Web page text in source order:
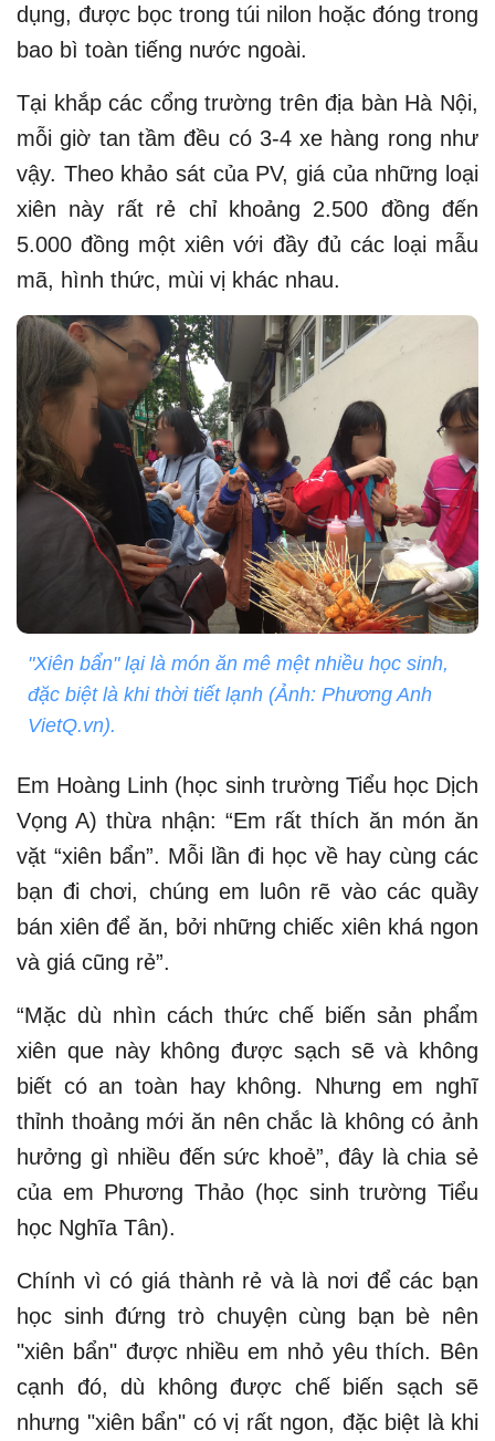
dụng, được bọc trong túi nilon hoặc đóng trong
bao bì toàn tiếng nước ngoài.
Tại khắp các cổng trường trên địa bàn Hà Nội,
mỗi giờ tan tầm đều có 3-4 xe hàng rong như
vậy. Theo khảo sát của PV, giá của những loại
xiên này rất rẻ chỉ khoảng 2.500 đồng đến
5.000 đồng một xiên với đầy đủ các loại mẫu
mã, hình thức, mùi vị khác nhau.
"Xiên bẩn" lại là món ăn mê mệt nhiều học sinh,
đặc biệt là khi thời tiết lạnh (Ảnh: Phương Anh
VietQ.vn).
Em Hoàng Linh (học sinh trường Tiểu học Dịch
Vọng A) thừa nhận: “Em rất thích ăn món ăn
vặt “xiên bẩn”. Mỗi lần đi học về hay cùng các
bạn đi chơi, chúng em luôn rẽ vào các quầy
bán xiên để ăn, bởi những chiếc xiên khá ngon
và giá cũng rẻ”.
“Mặc dù nhìn cách thức chế biến sản phẩm
xiên que này không được sạch sẽ và không
biết có an toàn hay không. Nhưng em nghĩ
thỉnh thoảng mới ăn nên chắc là không có ảnh
hưởng gì nhiều đến sức khoẻ”, đây là chia sẻ
của em Phương Thảo (học sinh trường Tiểu
học Nghĩa Tân).
Chính vì có giá thành rẻ và là nơi để các bạn
học sinh đứng trò chuyện cùng bạn bè nên
"xiên bẩn" được nhiều em nhỏ yêu thích. Bên
cạnh đó, dù không được chế biến sạch sẽ
nhưng "xiên bẩn" có vị rất ngon, đặc biệt là khi